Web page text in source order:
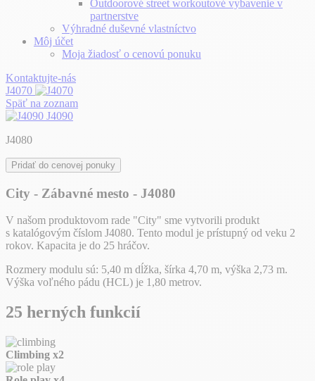
Outdoorové street workoutové vybavenie v
partnerstve
Výhradné duševné vlastníctvo
Môj účet
Moja žiadosť o cenovú ponuku
Kontaktujte-nás
J4070
Späť na zoznam
J4090
J4080
Pridať do cenovej ponuky
City - Zábavné mesto - J4080
V našom produktovom rade "City" sme vytvorili produkt
s katalógovým číslom J4080. Tento modul je prístupný od veku 2
rokov. Kapacita je do 25 hráčov.
Rozmery modulu sú: 5,40 m dĺžka, šírka 4,70 m, výška 2,73 m.
Výška voľného pádu (HCL) je 1,80 metrov.
25 herných funkcií
Climbing x2